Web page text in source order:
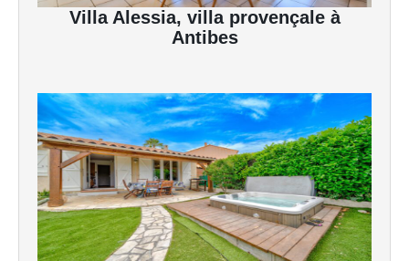
Villa Alessia, villa provençale à
Antibes